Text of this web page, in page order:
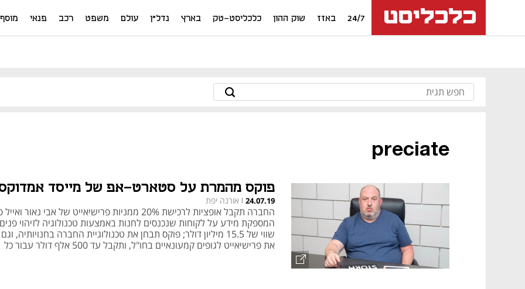
24/7 באזז שוק ההון כלכליסט-טק בארץ נדל"ן עולם משפט רכב פנאי מוסף
preciate
פוקס מהמרת על סטארט-אפ של מייסד
24.07.19
| אורנה יפת
החברה תקבל אופציות לרכישת 20% ממניות פרישיאייט של אבי נאור
המספקת מידע על לקוחות שנכנסים לחנות באמצעות טכנולוגיה לזיהוי
שווי של 15.5 מיליון דולר; פוקס תבחן את טכנולוגיית החברה בחנויותיה,
את פרישיאייט לגופים קמעונאיים בחו"ל, ותקבל עד 500 אלף דולר עבור כל